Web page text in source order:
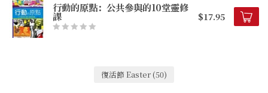
行動的原點：公共參與的10堂靈修
課 $17.95
復活節 Easter (50)